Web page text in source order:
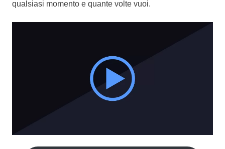
qualsiasi momento e quante volte vuoi.